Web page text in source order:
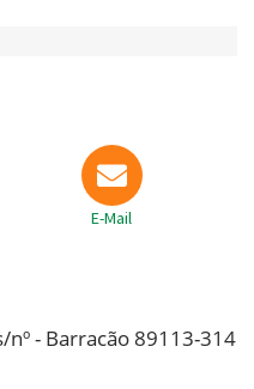
E-Mail
nº - Barracão 89113-314